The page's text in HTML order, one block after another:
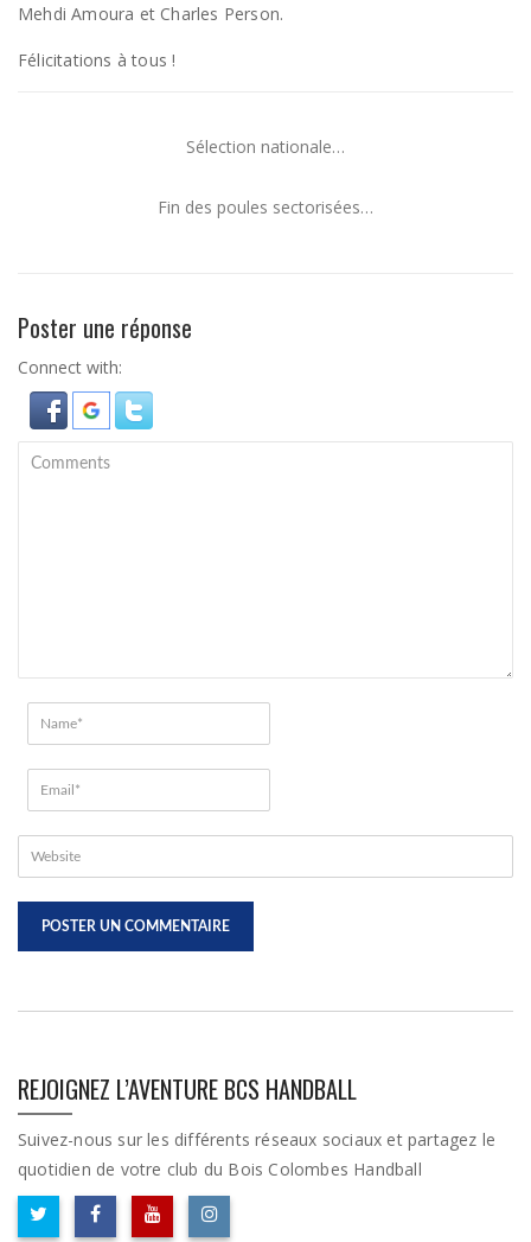
Mehdi Amoura et Charles Person.
Félicitations à tous !
Sélection nationale…
Fin des poules sectorisées…
Poster une réponse
Connect with:
REJOIGNEZ L’AVENTURE BCS HANDBALL
Suivez-nous sur les différents réseaux sociaux et partagez le
quotidien de votre club du Bois Colombes Handball